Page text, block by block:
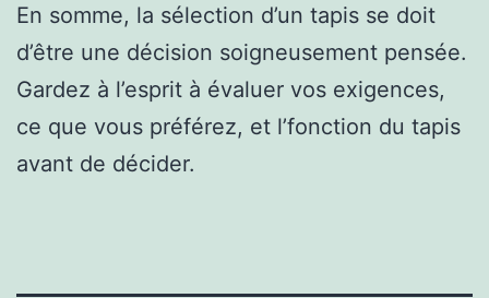
En somme, la sélection d’un tapis se doit
d’être une décision soigneusement pensée.
Gardez à l’esprit à évaluer vos exigences,
ce que vous préférez, et l’fonction du tapis
avant de décider.